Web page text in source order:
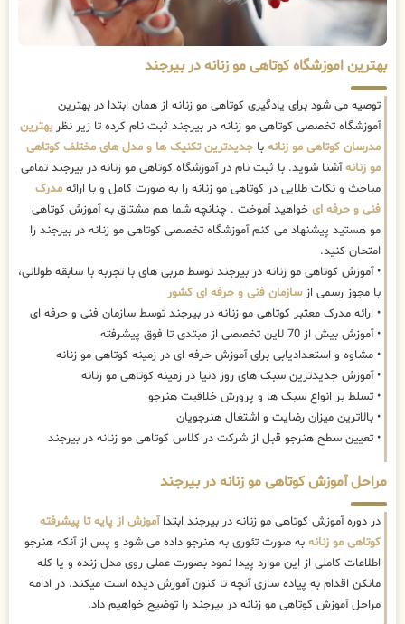
بهترین اموزشگاه کوتاهی مو زنانه در بیرجند
توصیه می شود برای یادگیری کوتاهی مو زنانه از همان ابتدا در بهترین
آموزشگاه تخصصی کوتاهی مو زنانه در بیرجند ثبت نام کرده تا زیر نظربهترین
مدرسان کوتاهی مو زنانه با جدیدترین تکنیک ها و مدل های مختلف کوتاهی
مو زنانهآشنا شوید. با ثبت نام در آموزشگاه کوتاهی مو زنانه در بیرجند تمامی
مباحث و نکات طلایی در کوتاهی مو زنانه را به صورت کامل و با ارائه مدرک
فنی و حرفه ای خواهید آموخت . چنانچه شما هم مشتاق به آموزش کوتاهی
مو هستید پیشنهاد می کنم آموزشگاه تخصصی کوتاهی مو زنانه در بیرجند را
امتحان کنید.
• آموزش کوتاهی مو زنانه در بیرجند توسط مربی های با تجربه با سابقه طولانی،
با مجوز رسمی ازسازمان فنی و حرفه ای کشور
• ارائه مدرک معتبر کوتاهی مو زنانه در بیرجند توسط سازمان فنی و حرفه ای
• آموزش بیش از 70 لاین تخصصی از مبتدی تا فوق پیشرفته
• مشاوه و استعدادیابی برای آموزش حرفه ای در زمینه کوتاهی مو زنانه
• آموزش جدیدترین سبک های روز دنیا در زمینه کوتاهی مو زنانه
• تسلط بر انواع سبک ها و پرورش خلاقیت هنرجو
• بالاترین میزان رضایت و اشتغال هنرجویان
• تعیین سطح هنرجو قبل از شرکت در کلاس کوتاهی مو زنانه در بیرجند
مراحل آموزش کوتاهی مو زنانه در بیرجند
در دوره آموزش کوتاهی مو زنانه در بیرجند ابتداآموزش از پایه تا پیشرفته
کوتاهی مو زنانه به صورت تئوری به هنرجو داده می شود و پس از آنکه هنرجو
اطلاعات کاملی از این موارد پیدا نمود بصورت عملی روی مدل زنده و یا کله
مانکن اقدام به پیاده سازی آنچه تا کنون آموزش دیده است میکند. در ادامه
مراحل آموزش کوتاهی مو زنانه در بیرجند را توضیح خواهیم داد.